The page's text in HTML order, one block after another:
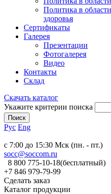
Политика в
здоровья
Сертификаты
Галерея
Презентации
Фотогалерея
Видео
Контакты
Склад
Скачать каталог
Укажите критерии поиска
Рус Eng
c 7:00 до 15:30 Мск (пн. - пт.)
socc@soccom.ru
8 800 775-10-18(бесплатный)
+7 846 979-79-99
Сделать заказ
Каталог продукции